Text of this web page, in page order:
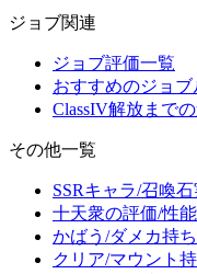
ジョブ関連
ジョブ評価一覧
おすすめのジョブ
ClassIV解放まで
その他一覧
SSRキャラ/召喚
十天衆の評価/性
かばう/ダメカ持
クリア/マウント